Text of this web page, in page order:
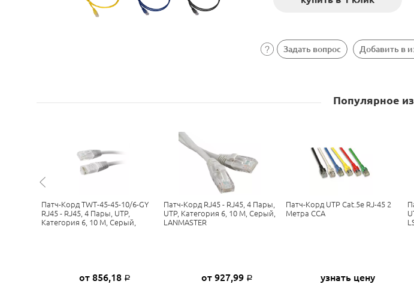
Задать вопрос Добавить в
Популярное
Патч-Корд TWT-45-45-10/6-GY
RJ45 - RJ45, 4 Пары, UTP,
Категория 6, 10 М, Серый,
от 856,18 Р
Патч-Корд RJ45 - RJ45, 4 Пары,
UTP, Категория 6, 10 М, Серый,
LANMASTER
от 927,99 Р
Патч-Корд UTP Cat.5e RJ-45 2
Метра CCA
узнать цену